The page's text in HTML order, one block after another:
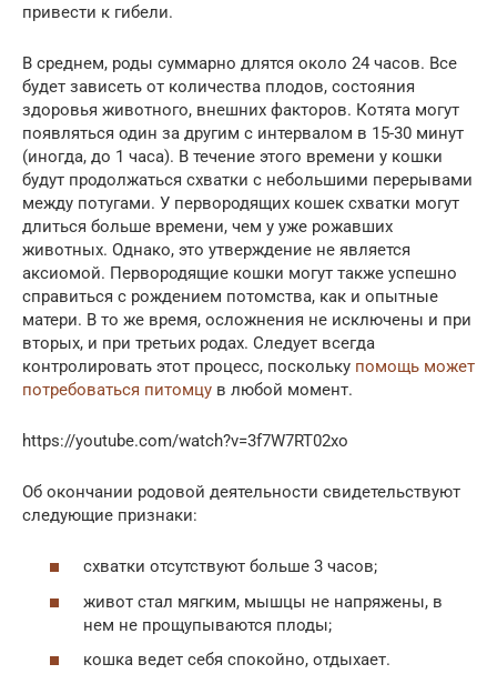
привести к гибели.
В среднем, роды суммарно длятся около 24 часов. Все
будет зависеть от количества плодов, состояния
здоровья животного, внешних факторов. Котята могут
появляться один за другим с интервалом в 15-30 минут
(иногда, до 1 часа). В течение этого времени у кошки
будут продолжаться схватки с небольшими перерывами
между потугами. У первородящих кошек схватки могут
длиться больше времени, чем у уже рожавших
животных. Однако, это утверждение не является
аксиомой. Первородящие кошки могут также успешно
справиться с рождением потомства, как и опытные
матери. В то же время, осложнения не исключены и при
вторых, и при третьих родах. Следует всегда
контролировать этот процесс, поскольку помощь может
потребоваться питомцу в любой момент.
https://youtube.com/watch?v=3f7W7RT02xo
Об окончании родовой деятельности свидетельствуют
следующие признаки:
схватки отсутствуют больше 3 часов;
живот стал мягким, мышцы не напряжены, в
нем не прощупываются плоды;
кошка ведет себя спокойно, отдыхает.